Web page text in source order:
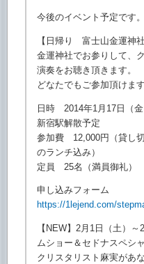
今後のイベント予定です。
【日帰り 富士山金運神
金運神社でお参りして、
演奏をお聴き頂きます。
どなたでもご参加頂けます
日時 2014年1月17日
新宿駅解散予定
参加費 12,000円（貸し
のランチ込み）
定員 25名（満員御礼）
申し込みフォーム
https://1lejend.com/
【NEW】2月1日（土）～
ムショー＆セドナスペシ
クリスタリスト麻実があ